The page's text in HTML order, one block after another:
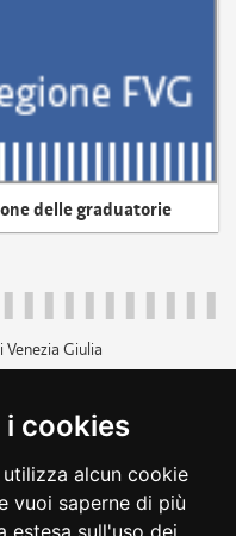
i cookies
alcun cookie
vuoi saperne di più
estesa sull'uso dei
delle graduatorie
Giulia
00526040324
dichiarazione di